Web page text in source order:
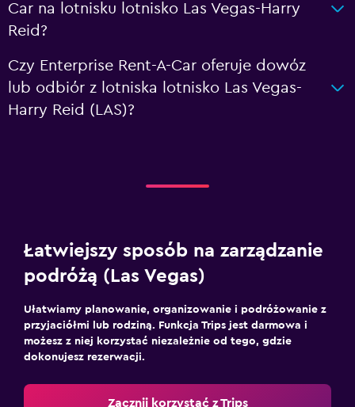
Car na lotnisku lotnisko Las Vegas-Harry
Reid?
Czy Enterprise Rent-A-Car oferuje dowóz
lub odbiór z lotniska lotnisko Las Vegas-
Harry Reid (LAS)?
Łatwiejszy sposób na zarządzanie
podróżą (Las Vegas)
Ułatwiamy planowanie, organizowanie i podróżowanie z
przyjaciółmi lub rodziną. Funkcja Trips jest darmowa i
możesz z niej korzystać niezależnie od tego, gdzie
dokonujesz rezerwacji.
Zacznij korzystać z Trips